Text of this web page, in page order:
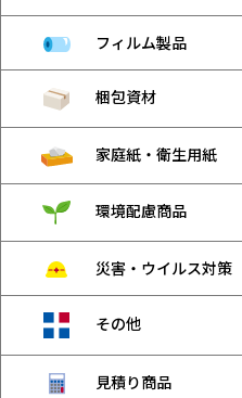
フィルム製品
梱包資材
家庭紙・衛生用紙
環境配慮商品
災害・ウイルス対策
その他
見積り商品